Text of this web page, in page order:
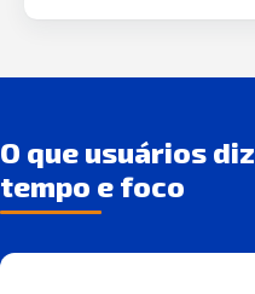
O que usuários
tempo e foco